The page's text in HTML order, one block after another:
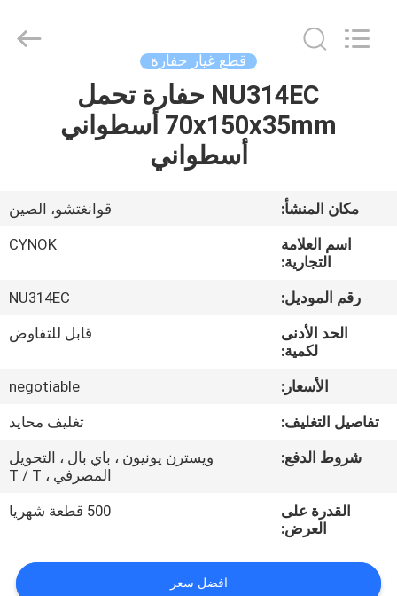
معلومات
جولة
المعمل
الجودة
بنا
قطع غيار حفارة
NU314EC حفارة تحمل
70x150x35mm أسطواني
أسطواني
مكان المنشأ:
قوانغتشو، الصين
اسم العلامة
التجارية:
CYNOK
رقم الموديل:
NU314EC
الحد الأدنى
لكمية:
قابل للتفاوض
الأسعار:
negotiable
تفاصيل التغليف:
تغليف محايد
شروط الدفع:
ويسترن يونيون ، باي بال ، التحويل
المصرفي ، T / T
القدرة على
العرض:
500 قطعة شهريا
افضل سعر